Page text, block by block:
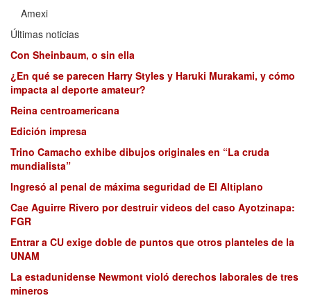
Amexi
Últimas noticias
Con Sheinbaum, o sin ella
¿En qué se parecen Harry Styles y Haruki Murakami, y cómo
impacta al deporte amateur?
Reina centroamericana
Edición impresa
Trino Camacho exhibe dibujos originales en “La cruda
mundialista”
Ingresó al penal de máxima seguridad de El Altiplano
Cae Aguirre Rivero por destruir videos del caso Ayotzinapa:
FGR
Entrar a CU exige doble de puntos que otros planteles de la
UNAM
La estadunidense Newmont violó derechos laborales de tres
mineros